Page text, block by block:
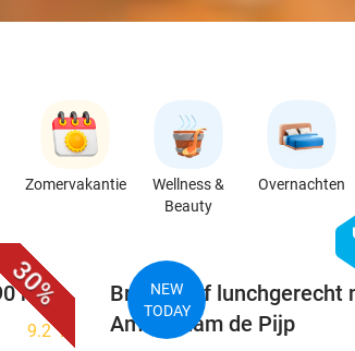
Zomervakantie
Wellness &
Beauty
Overnachten
30%
min)
9.2star
NEW
TODAY
Brunch- of lunchgerecht
Amsterdam de Pijp